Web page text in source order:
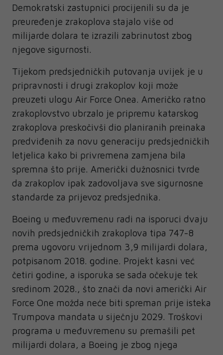
Demokratski zastupnici procijenili su da je
preuređenje zrakoplova stajalo više od
milijarde dolara te izrazili zabrinutost zbog
njegove sigurnosti.
Tijekom predsjedničkih putovanja uvijek je u
pripravnosti i drugi zrakoplov koji može
preuzeti ulogu Air Force Onea. Američko ratno
zrakoplovstvo ubrzalo je pripremu katarskog
zrakoplova preskočivši dio planiranih preinaka
predviđenih za novu generaciju predsjedničkih
letjelica kako bi privremena zamjena bila
spremna što prije. Američki dužnosnici tvrde
da zrakoplov ipak zadovoljava sve sigurnosne
standarde za prijevoz predsjednika.
Boeing u međuvremenu radi na isporuci dvaju
novih predsjedničkih zrakoplova tipa 747-8
prema ugovoru vrijednom 3,9 milijardi dolara,
potpisanom 2018. godine. Projekt kasni već
četiri godine, a isporuka se sada očekuje tek
sredinom 2028., što znači da novi američki Air
Force One možda neće biti spreman prije isteka
Trumpova mandata u siječnju 2029. Troškovi
programa u međuvremenu su premašili pet
milijardi dolara, a Boeing je zbog njega